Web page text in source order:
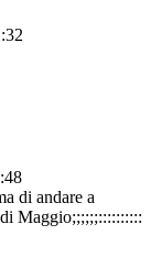
di andare a
Maggio;;;;;;::::::::::